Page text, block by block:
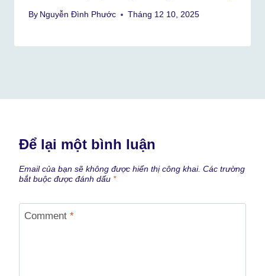
By Nguyễn Đình Phước Tháng 12 10, 2025
Để lại một bình luận
Email của bạn sẽ không được hiển thị công khai. Các trường
bắt buộc được đánh dấu *
Comment *